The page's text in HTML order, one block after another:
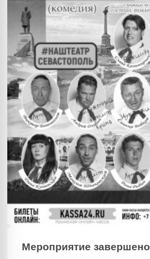
Мероприятие завершено